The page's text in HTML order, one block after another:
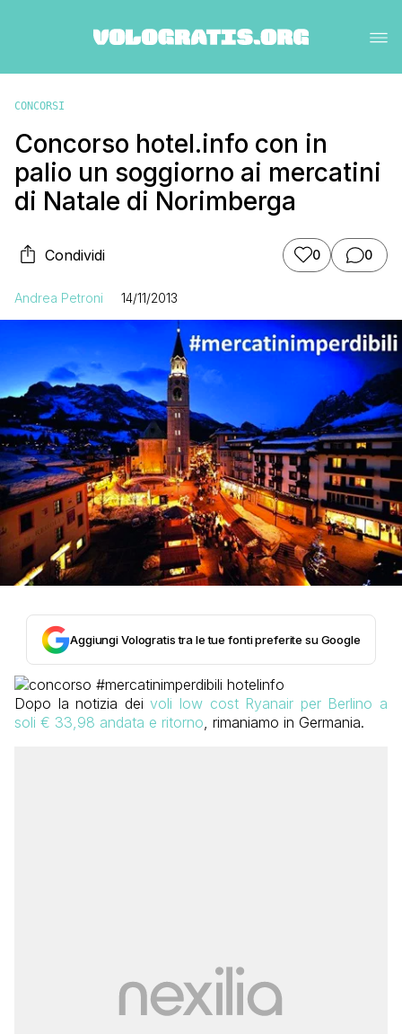
CONCORSI
Concorso hotel.info con in
palio un soggiorno ai mercatini
di Natale di Norimberga
Condividi 0 0
Andrea Petroni 14/11/2013
Aggiungi Vologratis tra le tue fonti preferite su Google
Dopo la notizia deivoli low cost Ryanair per Berlino a
soli € 33,98 andata e ritorno, rimaniamo in Germania.